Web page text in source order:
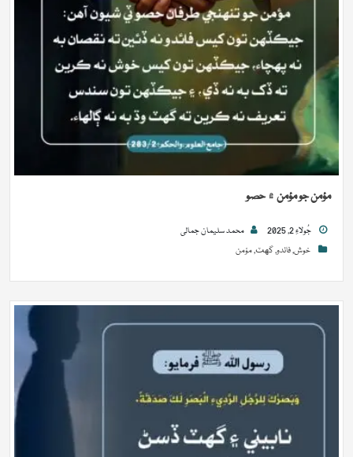
مؤمن جو مؤمن ۾ حصو
جُولاءِ 2, 2025
محمد سلیمان جمالی
خوش,فائدو,گهٽ,مؤمن